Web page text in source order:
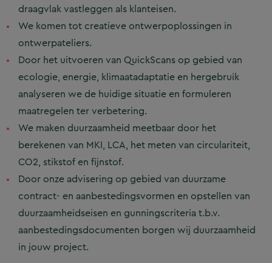
draagvlak vastleggen als klanteisen.
We komen tot creatieve ontwerpoplossingen in
ontwerpateliers.
Door het uitvoeren van QuickScans op gebied van
ecologie, energie, klimaatadaptatie en hergebruik
analyseren we de huidige situatie en formuleren
maatregelen ter verbetering.
We maken duurzaamheid meetbaar door het
berekenen van MKI, LCA, het meten van circulariteit,
CO2, stikstof en fijnstof.
Door onze advisering op gebied van duurzame
contract- en aanbestedingsvormen en opstellen van
duurzaamheidseisen en gunningscriteria t.b.v.
aanbestedingsdocumenten borgen wij duurzaamheid
in jouw project.